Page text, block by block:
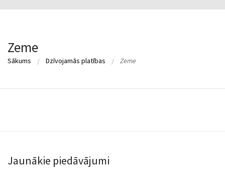
Zeme
Sākums Dzīvojamās platības Zeme
Jaunākie piedāvājumi